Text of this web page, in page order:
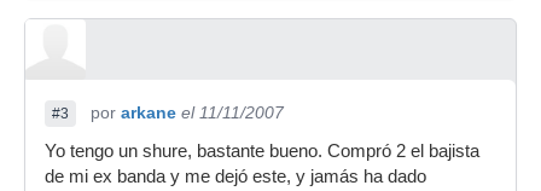
#3 por arkane el 11/11/2007
Yo tengo un shure, bastante bueno. Compró 2 el bajista
de mi ex banda y me dejó este, y jamás ha dado